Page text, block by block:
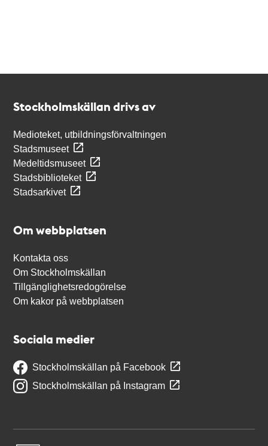
Stockholmskällan drivs av
Medioteket, utbildningsförvaltningen
Stadsmuseet
Medeltidsmuseet
Stadsbiblioteket
Stadsarkivet
Om webbplatsen
Kontakta oss
Om Stockholmskällan
Tillgänglighetsredogörelse
Om kakor på webbplatsen
Sociala medier
Stockholmskällan på Facebook
Stockholmskällan på Instagram